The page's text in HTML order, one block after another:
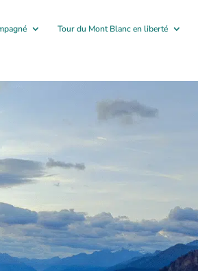
Tour du Mont Blanc en liberté